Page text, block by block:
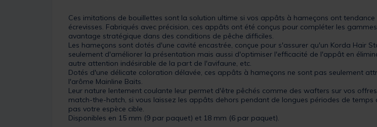
Ces imitations de bouillettes sont la solution ultime si vos appâts à hameçons ont
écrevisses. Fabriqués avec précision, ces appâts ont été conçus pour compléter les
avantage stratégique dans des conditions de pêche difficiles.
Les hameçons sont dotés d'une cavité encastrée, conçue pour s'assurer qu'un Korda Hair
seulement d'améliorer la présentation mais aussi d'optimiser l'efficacité de l'appât en
autre attention indésirable de la part de l'avifaune, etc.
Dotés d'une délicate coloration délavée, ces appâts à hameçons ne sont pas seulement
l'arôme Mainline Baits.
Leur nature lentement coulante leur permet d'être pêchés comme des wafters sur vos
match-the-hatch, si vous laissez les appâts dehors pendant de longues périodes de
pas votre espèce cible.
Disponibles en 15 mm (9 par paquet) et 18 mm (6 par paquet).